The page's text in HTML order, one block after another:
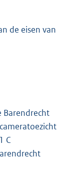
de eisen van
Barendrecht
C